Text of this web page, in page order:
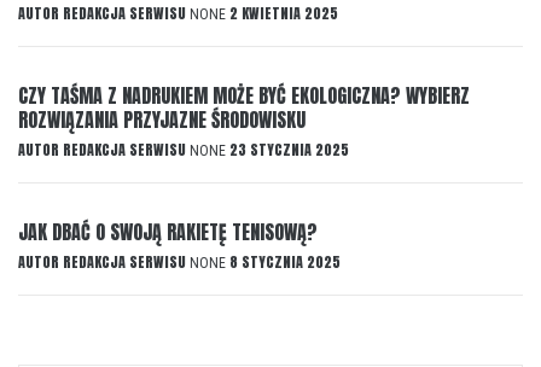
AUTOR REDAKCJA SERWISU NONE 2 KWIETNIA 2025
CZY TAŚMA Z NADRUKIEM MOŻE BYĆ EKOLOGICZNA? WYBIERZ
ROZWIĄZANIA PRZYJAZNE ŚRODOWISKU
AUTOR REDAKCJA SERWISU NONE 23 STYCZNIA 2025
JAK DBAĆ O SWOJĄ RAKIETĘ TENISOWĄ?
AUTOR REDAKCJA SERWISU NONE 8 STYCZNIA 2025